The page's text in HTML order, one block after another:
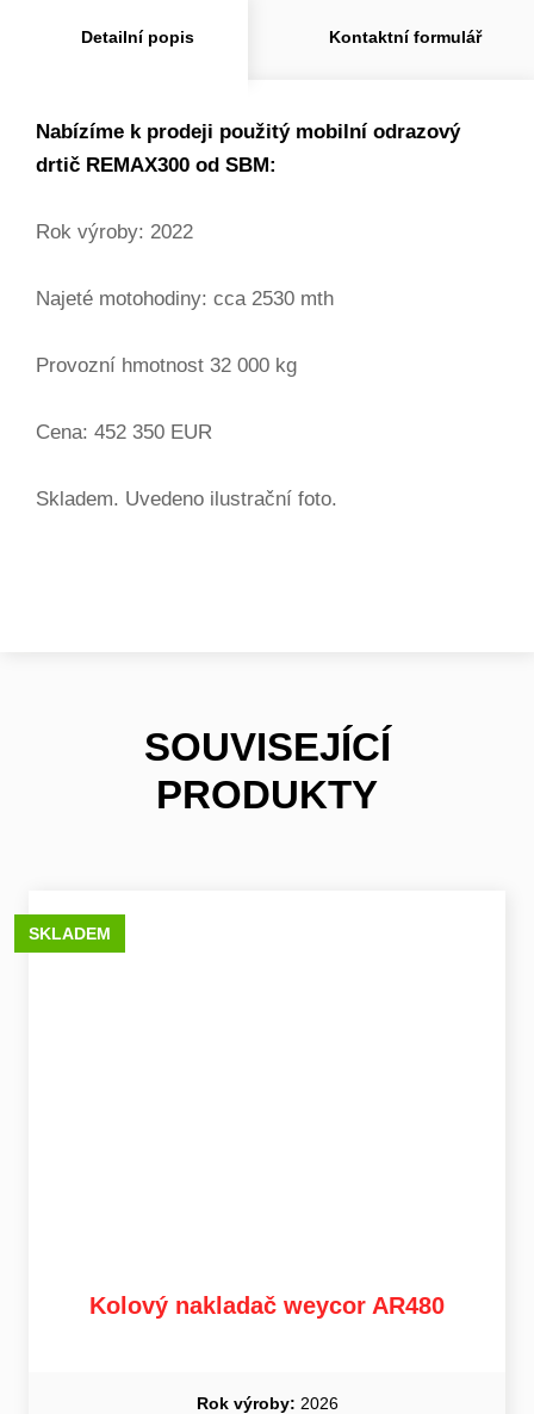
Detailní popis Kontaktní formulář
Nabízíme k prodeji použitý mobilní odrazový
drtič REMAX300 od SBM:
Rok výroby: 2022
Najeté motohodiny: cca 2530 mth
Provozní hmotnost 32 000 kg
Cena: 452 350 EUR
Skladem. Uvedeno ilustrační foto.
SOUVISEJÍCÍ
PRODUKTY
SKLADEM
Kolový nakladač weycor AR480
Rok výroby: 2026